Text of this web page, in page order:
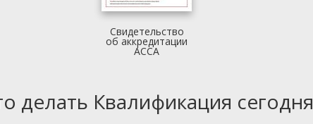
Свидетельство
об аккредитации
АССА
делать Квалификация сегодня